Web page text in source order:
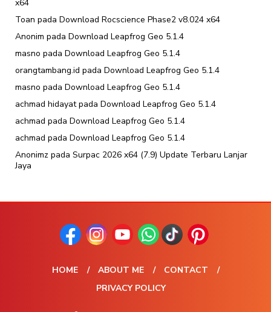
x64
Toan pada Download Rocscience Phase2 v8.024 x64
Anonim pada Download Leapfrog Geo 5.1.4
masno pada Download Leapfrog Geo 5.1.4
orangtambang.id pada Download Leapfrog Geo 5.1.4
masno pada Download Leapfrog Geo 5.1.4
achmad hidayatpada Download Leapfrog Geo 5.1.4
achmad pada Download Leapfrog Geo 5.1.4
achmad pada Download Leapfrog Geo 5.1.4
Anonimz pada Surpac 2026 x64 (7.9) Update Terbaru Lanjar
Jaya
HOME ABOUT ME
CONTACT
PRIVACY POLICY